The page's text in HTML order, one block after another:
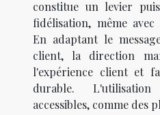
constitue un levier
fidélisation, même
En adaptant le
client, la direction
l'expérience client et
durable.
accessibles, comme des